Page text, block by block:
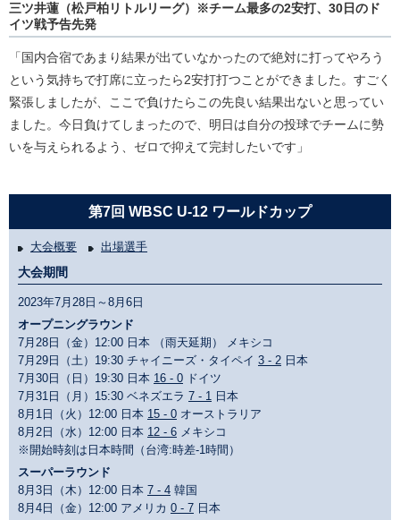
三ツ井蓮（松戸柏リトルリーグ）※チーム最多の2安打、30日のド
イツ戦予告先発
「国内合宿であまり結果が出ていなかったので絶対に打ってやろう
という気持ちで打席に立ったら2安打打つことができました。すごく
緊張しましたが、ここで負けたらこの先良い結果出ないと思ってい
ました。今日負けてしまったので、明日は自分の投球でチームに勢
いを与えられるよう、ゼロで抑えて完封したいです」
第7回 WBSC U-12 ワールドカップ
大会概要 出場選手
大会期間
2023年7月28日～8月6日
オープニングラウンド
7月28日（金）12:00 日本 （雨天延期） メキシコ
7月29日（土）19:30 チャイニーズ・タイペイ 3 - 2 日本
7月30日（日）19:30 日本 16 - 0 ドイツ
7月31日（月）15:30 ベネズエラ 7 - 1 日本
8月1日（火）12:00 日本 15 - 0 オーストラリア
8月2日（水）12:00 日本 12 - 6 メキシコ
※開始時刻は日本時間（台湾:時差-1時間）
スーパーラウンド
8月3日（木）12:00 日本 7 - 4 韓国
8月4日（金）12:00 アメリカ 0 - 7 日本